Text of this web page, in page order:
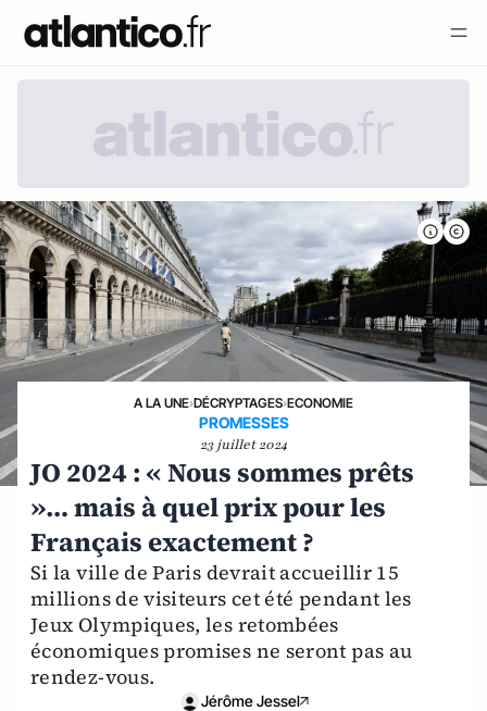
A LA UNE›DÉCRYPTAGES›ECONOMIE
PROMESSES
23 juillet 2024
JO 2024 : « Nous sommes prêts
»… mais à quel prix pour les
Français exactement ?
Si la ville de Paris devrait accueillir 15
millions de visiteurs cet été pendant les
Jeux Olympiques, les retombées
économiques promises ne seront pas au
rendez-vous.
Jérôme Jessel